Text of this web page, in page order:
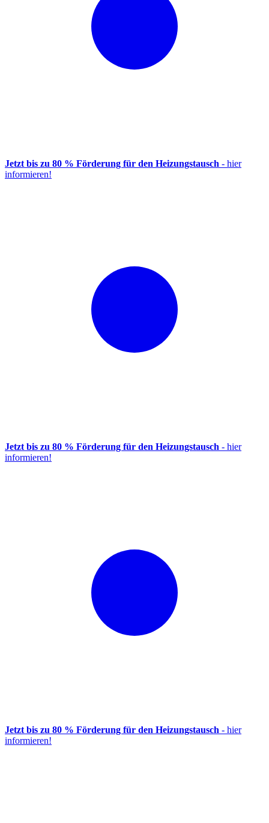
Jetzt bis zu 80 % Förderung für den Heizungstausch - hier
informieren!
Jetzt bis zu 80 % Förderung für den Heizungstausch - hier
informieren!
Jetzt bis zu 80 % Förderung für den Heizungstausch - hier
informieren!